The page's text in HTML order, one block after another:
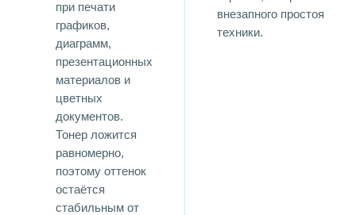
при печати
графиков,
диаграмм,
презентационных
материалов и
цветных
документов.
Тонер ложится
равномерно,
поэтому оттенок
остаётся
стабильным от
внезапного простоя
техники.